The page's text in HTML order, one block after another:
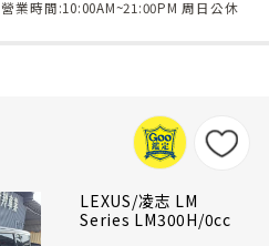
營業時間:10:00AM~21:00PM 周日公休
LEXUS/凌志 LM
Series LM300H/0cc